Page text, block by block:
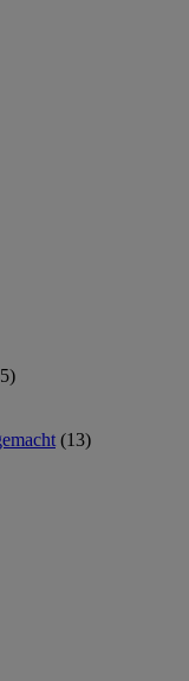
(13)